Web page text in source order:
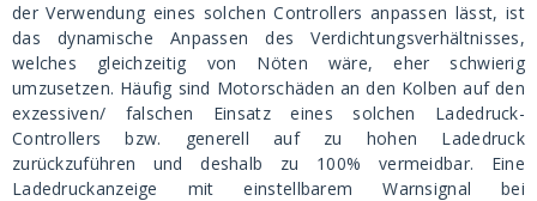
der Verwendung eines solchen Controllers anpassen lässt, ist
das dynamische Anpassen des Verdichtungsverhältnisses,
welches gleichzeitig von Nöten wäre, eher schwierig
umzusetzen. Häufig sind Motorschäden an den Kolben auf den
exzessiven/ falschen Einsatz eines solchen Ladedruck-
Controllers bzw. generell auf zu hohen Ladedruck
zurückzuführen und deshalb zu 100% vermeidbar. Eine
Ladedruckanzeige mit einstellbarem Warnsignal bei